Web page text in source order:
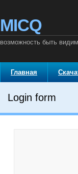
MICQ
возможность быть
Главная
Login form